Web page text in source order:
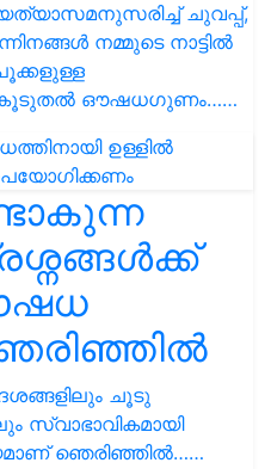
ചുവപ്പ്,
നമ്മുടെ നാട്ടിൽ
കൂടുതൽ ഔഷധഗുണം……
ചൂടു
സ്വാഭാവികമായി
ഞെരിഞ്ഞിൽ……